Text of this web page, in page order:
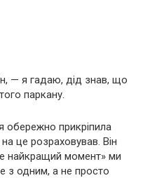
— я гадаю, дід знав, що
паркану.
обережно прикріпила
це розраховував. Він
найкращий момент» ми
з одним, а не просто